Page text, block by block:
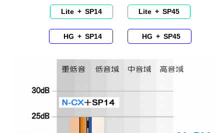
Lite + SP14 Lite + SP45
HG + SP14 HG + SP45